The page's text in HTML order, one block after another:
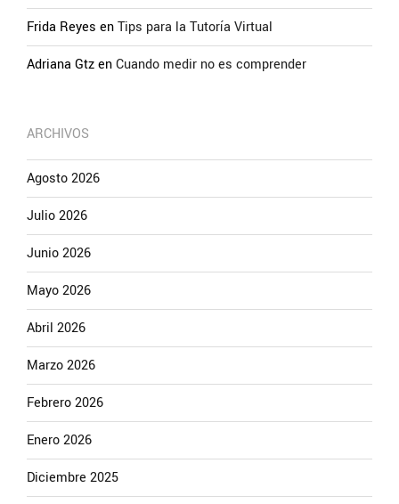
Frida Reyes enTips para la Tutoría Virtual
Adriana GtzenCuando medir no es comprender
ARCHIVOS
Agosto 2026
Julio 2026
Junio 2026
Mayo 2026
Abril 2026
Marzo 2026
Febrero 2026
Enero 2026
Diciembre 2025